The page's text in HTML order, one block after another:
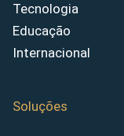
Tecnologia
Educação
Internacional
Soluções